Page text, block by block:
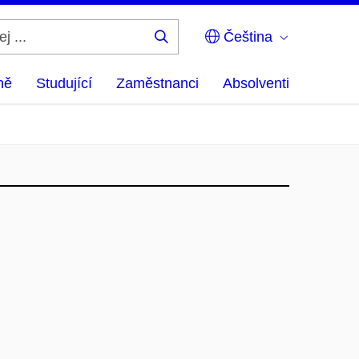
Čeština
Studující Zaměstnanci Absolventi